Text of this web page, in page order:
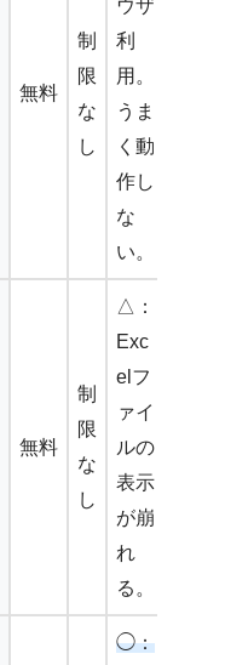
無料
制
限
な
し
ウザ
利
用。
うま
く動
作し
な
い。
無料
制
限
な
し
△：
Exc
elフ
ァイ
ルの
表示
が崩
れ
る。
◯：